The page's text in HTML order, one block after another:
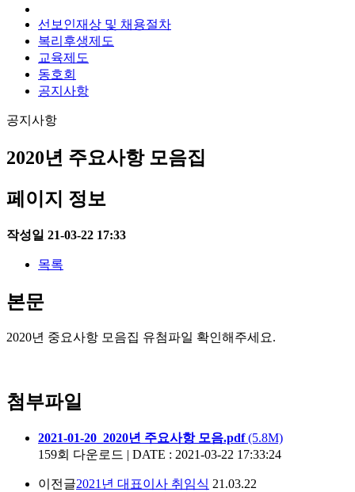
선보인재상 및 채용절차
복리후생제도
교육제도
동호회
공지사항
공지사항
2020년 주요사항 모음집
페이지 정보
작성일 21-03-22 17:33
목록
본문
2020년 중요사항 모음집 유첨파일 확인해주세요.
첨부파일
2021-01-20_2020년 주요사항 모음.pdf(5.8M)
159회 다운로드 | DATE : 2021-03-22 17:33:24
이전글2021년 대표이사 취임식 21.03.22